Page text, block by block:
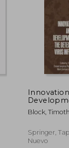
Detection
Infections
Block,
Springer,
Nuevo